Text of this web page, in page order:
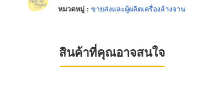
หมวดหมู่ : ขายส่งและผู้ผลิตเครื่องล้างจาน
สินค้าที่คุณอาจสนใจ